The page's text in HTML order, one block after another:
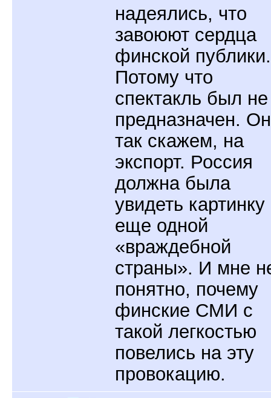
надеялись, что
завоюют сердца
финской публики.
Потому что
спектакль был
предназначен.
так скажем, на
экспорт. Россия
должна была
увидеть картинку
еще одной
«враждебной
страны». И мне
понятно, почему
финские СМИ с
такой легкостью
повелись на эту
провокацию.